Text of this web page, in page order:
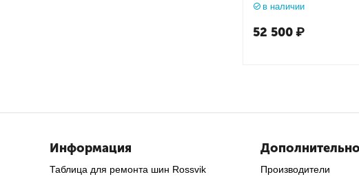
в наличии
52 500₽
Информация
Таблица для ремонта шин Rossvik
Дополнительно
Производители